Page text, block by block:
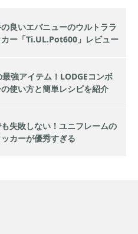
良いエバニューのウルトララ
ー「Ti.UL.Pot600」レビュー
強アイテム！LODGEコンボ
使い方と簡単レシピを紹介
失敗しない！ユニフレームの
カーが優秀すぎる